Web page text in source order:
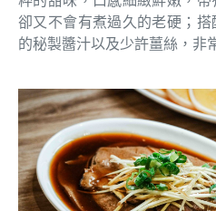
卻又不會有煮過久的老硬；
的秘製醬汁以及少許薑絲，非